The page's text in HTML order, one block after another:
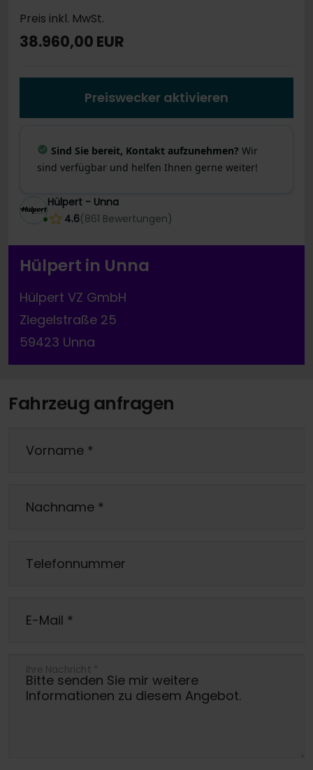
Preis inkl. MwSt.
38.960,00 EUR
Preiswecker aktivieren
Sind Sie bereit, Kontakt aufzunehmen? Wir
sind verfügbar und helfen Ihnen gerne weiter!
Hülpert - Unna
4.6(861 Bewertungen)
Hülpert in Unna
Hülpert VZ GmbH
Ziegelstraße 25
59423 Unna
Fahrzeug anfragen
Vorname *
Nachname *
Telefonnummer
E-Mail *
Ihre Nachricht *